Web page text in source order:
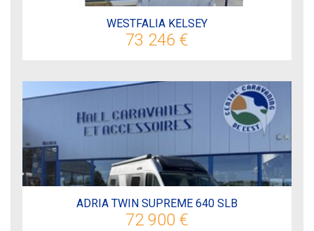
WESTFALIA KELSEY
73 246 €
ADRIA TWIN SUPREME 640 SLB
72 900 €